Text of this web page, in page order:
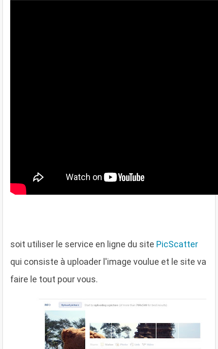
soit utiliser le service en ligne du site PicScatter
qui consiste à uploader l'image voulue et le site va
faire le tout pour vous.